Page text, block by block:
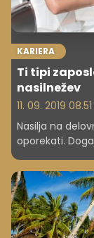
KARIERA
Ti tipi
nasilnežev
11. 09. 2019 08.51
Nasilja na
oporekati.
horizontalno
oddelkov,
Tokrat
najpogosteje
ni
nasilje – bodisi